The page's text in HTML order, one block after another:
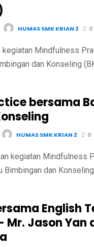
HUMAS SMK KRIAN 2 0
kegiatan Mindfulness
dan Konseling
bersama
HUMAS SMK KRIAN 2 0
kegiatan Mindfulness
dan
English
Mr. Jason Yan